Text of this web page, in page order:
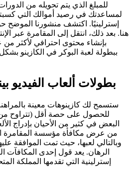
إسترلينيًا. اكتشف منشورنا الموضح
هنا. بعد ذلك، انتقل إلى المقامرة عبر
بإنشاء محتوى احترافي لأكثر
ببطولة لعبة البوكر في الكازينو
بطولات ألعاب الفيديو
ستسمح لك كازينوهات معينة
البعض في كثير من الأحيان بإدراج
وبالتالي لعبها، حيث تمت الموافقة
إسترلينية التي تقدمها المملكة